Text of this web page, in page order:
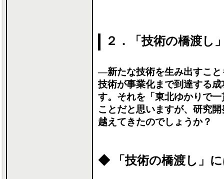
２．「技術の橋渡し
―新たな技術を生み出すこと
技術が事業化まで到達する
す。それを「東北ゆかりで
ことだと思いますが、研究
越えてきたのでしょうか？
◆ 「技術の橋渡し」